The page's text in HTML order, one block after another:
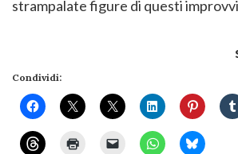
strampalate figure di questi
Condividi: